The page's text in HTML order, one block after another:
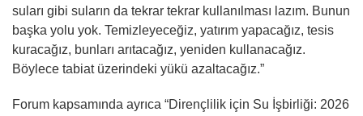
suları gibi suların da tekrar tekrar kullanılması lazım. Bunun
başka yolu yok. Temizleyeceğiz, yatırım yapacağız, tesis
kuracağız, bunları arıtacağız, yeniden kullanacağız.
Böylece tabiat üzerindeki yükü azaltacağız.”
Forum kapsamında ayrıca “Dirençlilik için Su İşbirliği: 2026